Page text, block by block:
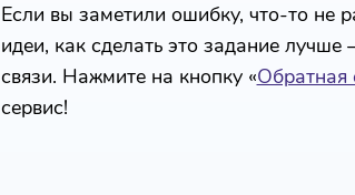
Если вы заметили ошибку, что-то не
идеи, как сделать это задание
связи. Нажмите на кнопку «Обратная
сервис!